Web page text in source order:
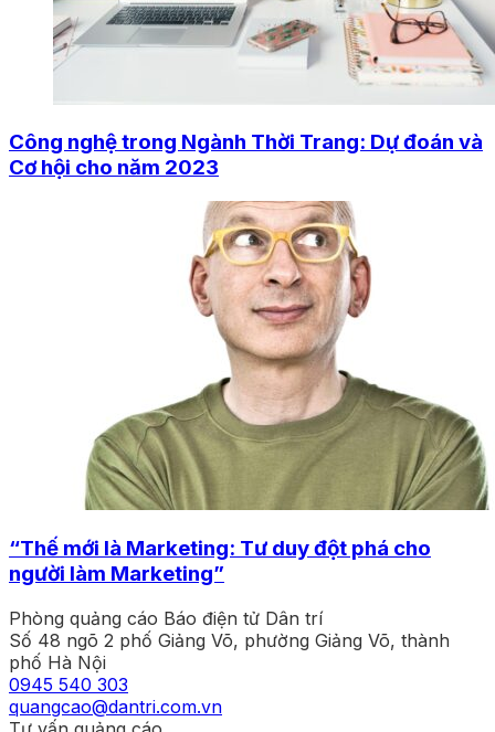
Công nghệ trong Ngành Thời Trang: Dự đoán và
Cơ hội cho năm 2023
“Thế mới là Marketing: Tư duy đột phá cho
người làm Marketing”
Phòng quảng cáo Báo điện tử Dân trí
Số 48 ngõ 2 phố Giảng Võ, phường Giảng Võ, thành
phố Hà Nội
0945 540 303
quangcao@dantri.com.vn